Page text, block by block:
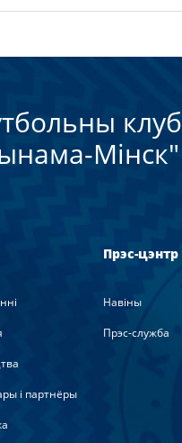
клуб
Мiнск"
і партнёры
Прэс-цэнтр
Навiны
Прэс-служба